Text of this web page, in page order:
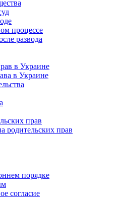
процессе
развода
в Украине
в Украине
прав
родительских прав
порядке
согласие